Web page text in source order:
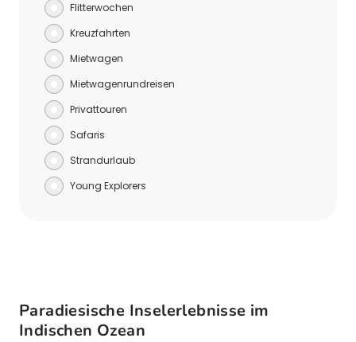
Flitterwochen
Kreuzfahrten
Mietwagen
Mietwagenrundreisen
Privattouren
Safaris
Strandurlaub
Young Explorers
Paradiesische Inselerlebnisse im
Indischen Ozean